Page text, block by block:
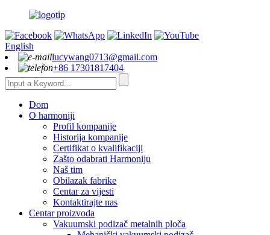
English
lucywang0713@gmail.com
+86 17301817404
Dom
O harmoniji
Profil kompanije
Historija kompanije
Certifikat o kvalifikaciji
Zašto odabrati Harmoniju
Naš tim
Obilazak fabrike
Centar za vijesti
Kontaktirajte nas
Centar proizvoda
Vakuumski podizač metalnih ploča